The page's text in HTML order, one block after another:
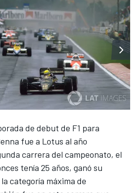
de debut de F1 para
fue a Lotus al año
carrera del campeonato, el
tenía 25 años, ganó su
categoría máxima de